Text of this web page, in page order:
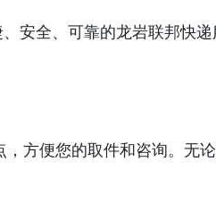
安全、可靠的龙岩联邦快
方便您的取件和咨询。无